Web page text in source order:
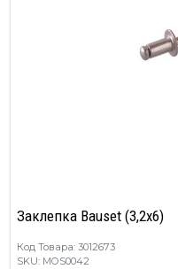
Заклепка Bauset (3,2х6)
Код Товара: 3012673
SKU: MOS0042